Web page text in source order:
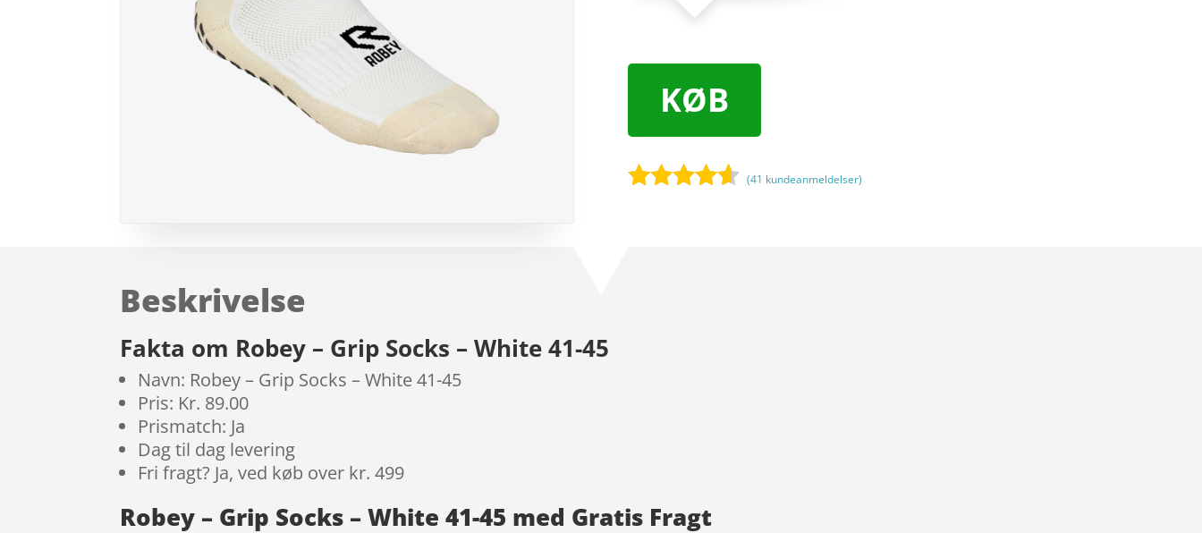
KØB
(41 kundeanmeldelser)
Beskrivelse
Fakta om Robey – Grip Socks – White 41-45
Navn: Robey – Grip Socks – White 41-45
Pris: Kr. 89.00
Prismatch: Ja
Dag til dag levering
Fri fragt? Ja, ved køb over kr. 499
Robey – Grip Socks – White 41-45 med Gratis Fragt